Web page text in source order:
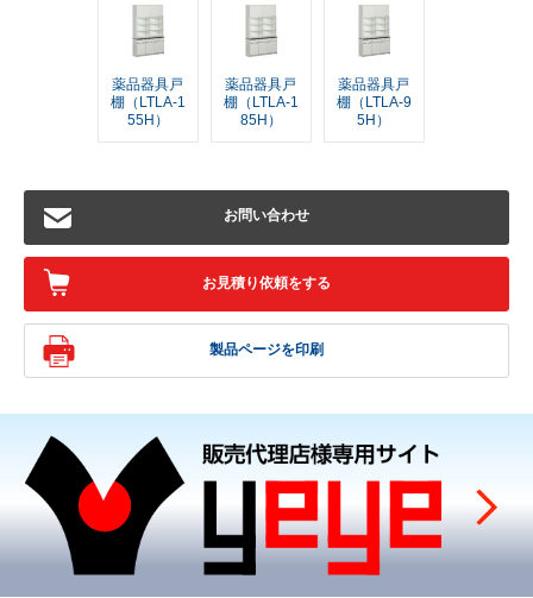
薬品器具戸
棚（LTLA-1
55H）
薬品器具戸
棚（LTLA-1
85H）
薬品器具戸
棚（LTLA-9
5H）
お問い合わせ
お見積り依頼をする
製品ページを印刷